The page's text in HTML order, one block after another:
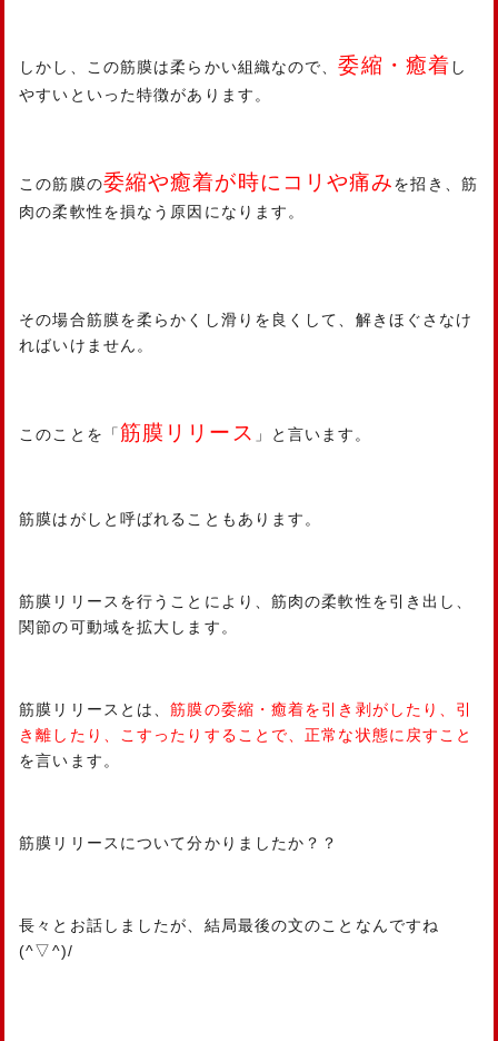
しかし、この筋膜は柔らかい組織なので、委縮・癒着 し
やすいといった特徴があります。
この筋膜の委縮や癒着が時にコリや痛みを招き、筋
肉の柔軟性を損なう原因になります。
その場合筋膜を柔らかくし滑りを良くして、解きほぐさなけ
ればいけません。
このことを「筋膜リリース 」と言います。
筋膜はがしと呼ばれることもあります。
筋膜リリースを行うことにより、筋肉の柔軟性を引き出し、
関節の可動域を拡大します。
筋膜リリースとは、筋膜の委縮・癒着を引き剥がしたり、引
き離したり、こすったりすることで、正常な状態に戻すこと
を言います。
筋膜リリースについて分かりましたか？？
長々とお話しましたが、結局最後の文のことなんですね
(^▽^)/